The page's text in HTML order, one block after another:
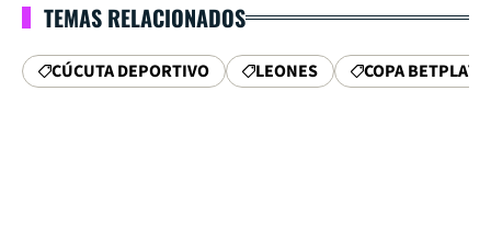
TEMAS RELACIONADOS
CÚCUTA DEPORTIVO LEONES COPA BETPLAY